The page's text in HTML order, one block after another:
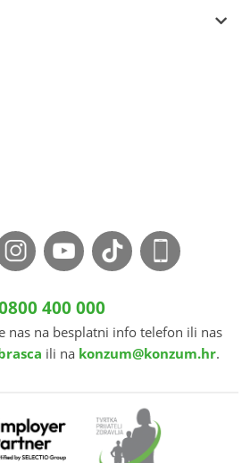
400 000
nas na besplatni info telefon ili nas
ili na konzum@konzum.hr.